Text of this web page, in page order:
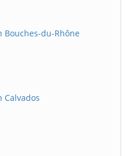
Bouches-du-Rhône
Calvados